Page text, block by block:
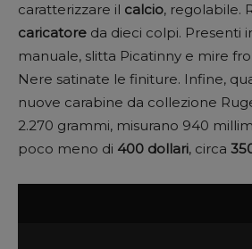
caratterizzare il calcio, regolabile.
caricatore da dieci colpi. Presenti
manuale, slitta Picatinny e mire
Nere satinate le finiture. Infine,
nuove carabine da collezione
2.270 grammi, misurano 940
poco meno di 400 dollari, circa